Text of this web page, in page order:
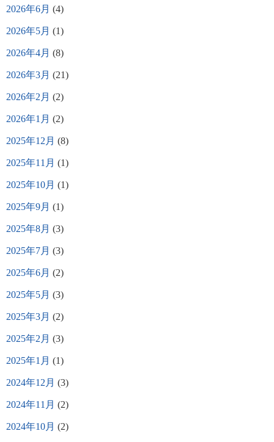
2026年6月 (4)
2026年5月 (1)
2026年4月 (8)
2026年3月 (21)
2026年2月 (2)
2026年1月 (2)
2025年12月 (8)
2025年11月 (1)
2025年10月 (1)
2025年9月 (1)
2025年8月 (3)
2025年7月 (3)
2025年6月 (2)
2025年5月 (3)
2025年3月 (2)
2025年2月 (3)
2025年1月 (1)
2024年12月 (3)
2024年11月 (2)
2024年10月 (2)